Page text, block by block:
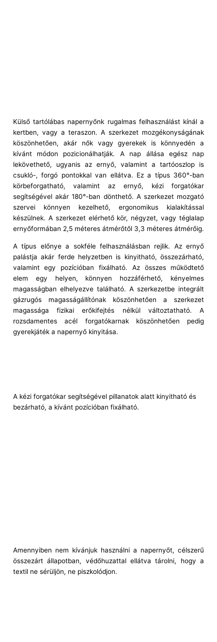
Külső tartólábas napernyőnk rugalmas felhasználást kínál a
kertben, vagy a teraszon. A szerkezet mozgékonyságának
köszönhetően, akár nők vagy gyerekek is könnyedén a
kívánt módon pozicionálhatják. A nap állása egész nap
lekövethető, ugyanis az ernyő, valamint a tartóoszlop is
csukló-, forgó pontokkal van ellátva. Ez a típus 360°-ban
körbeforgatható, valamint az ernyő, kézi forgatókar
segítségével akár 180°-ban dönthető. A szerkezet mozgató
szervei könnyen kezelhető, ergonomikus kialakítással
készülnek. A szerkezet elérhető kör, négyzet, vagy téglalap
ernyőformában 2,5 méteres átmérőtől 3,3 méteres átmérőig.
A típus előnye a sokféle felhasználásban rejlik. Az ernyő
palástja akár ferde helyzetben is kinyitható, összezárható,
valamint egy pozícióban fixálható. Az összes működtető
elem egy helyen, könnyen hozzáférhető, kényelmes
magasságban elhelyezve található. A szerkezetbe integrált
gázrugós magasságállítónak köszönhetően a szerkezet
magassága fizikai erőkifejtés nélkül változtatható. A
rozsdamentes acél forgatókarnak köszönhetően pedig
gyerekjáték a napernyő kinyitása.
A kézi forgatókar segítségével pillanatok alatt kinyitható és
bezárható, a kívánt pozícióban fixálható.
Amennyiben nem kívánjuk használni a napernyőt, célszerű
összezárt állapotban, védőhuzattal ellátva tárolni, hogy a
textil ne sérüljön, ne piszkolódjon.